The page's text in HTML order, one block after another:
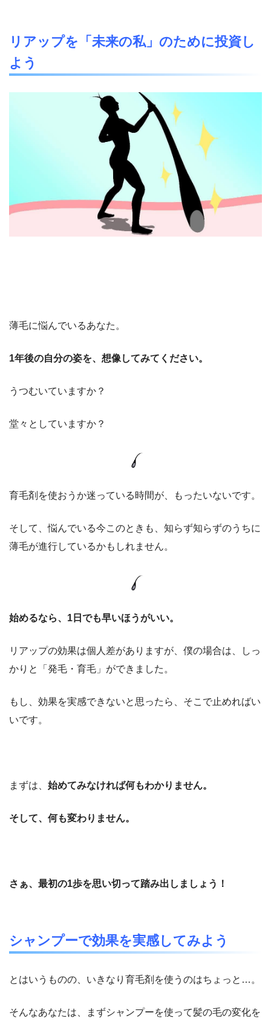
リアップを「未来の私」のために投資し
よう
薄毛に悩んでいるあなた。
1年後の自分の姿を、想像してみてください。
うつむいていますか？
堂々としていますか？
育毛剤を使おうか迷っている時間が、もったいないです。
そして、悩んでいる今このときも、知らず知らずのうちに
薄毛が進行しているかもしれません。
始めるなら、1日でも早いほうがいい。
リアップの効果は個人差がありますが、僕の場合は、しっ
かりと「発毛・育毛」ができました。
もし、効果を実感できないと思ったら、そこで止めればい
いです。
まずは、 始めてみなければ何もわかりません。
そして、何も変わりません。
さぁ、最初の1歩を思い切って踏み出しましょう！
シャンプーで効果を実感してみよう
とはいうものの、いきなり育毛剤を使うのはちょっと…。
そんなあなたは、まずシャンプーを使って髪の毛の変化を